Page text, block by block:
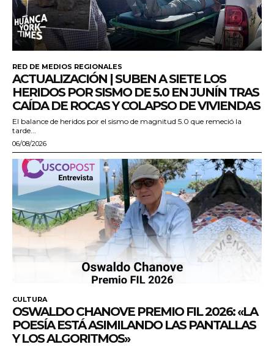
RED DE MEDIOS REGIONALES
ACTUALIZACIÓN | SUBEN A SIETE LOS
HERIDOS POR SISMO DE 5.0 EN JUNÍN TRAS
CAÍDA DE ROCAS Y COLAPSO DE VIVIENDAS
El balance de heridos por el sismo de magnitud 5.0 que remeció la
tarde...
06/08/2026
CULTURA
OSWALDO CHANOVE PREMIO FIL 2026: «LA
POESÍA ESTÁ ASIMILANDO LAS PANTALLAS
Y LOS ALGORITMOS»